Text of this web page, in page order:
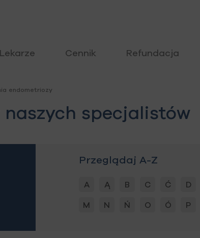
Lekarze Cennik Refundacja
endometriozy
specjalistów
Przeglądaj A-Z
A Ą B C Ć D
M N Ń O Ó P